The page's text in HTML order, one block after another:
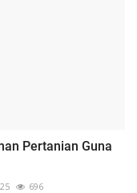
Pertanian Guna
696